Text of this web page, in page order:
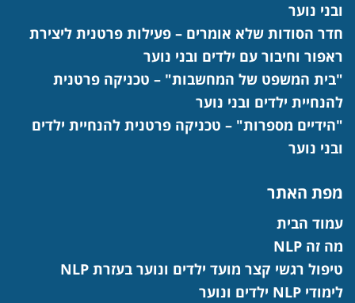
ובני נוער
חדר הסודות שלא אומרים – פעילות פרטנית ליצירת
ראפור וחיבור עם ילדים ובני נוער
"בית המשפט של המחשבות" – טכניקה פרטנית
להנחיית ילדים ובני נוער
"הידיים מספרות" – טכניקה פרטנית להנחיית ילדים
ובני נוער
מפת האתר
עמוד הבית
מה זה NLP
טיפול רגשי קצר מועד ילדים ונוער בעזרת NLP
לימודי NLP ילדים ונוער